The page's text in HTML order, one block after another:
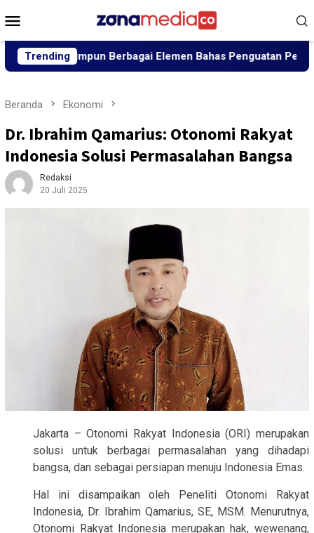
ke
Mobile
Trending
Himpun Berbagai Elemen Bahas Penguatan Perdamaian
Beranda Ekonomi
Dr. Ibrahim Qamarius: Otonomi Rakyat
Indonesia Solusi Permasalahan Bangsa
Redaksi
20 Juli 2025
Jakarta – Otonomi Rakyat Indonesia (ORI) merupakan
solusi untuk berbagai permasalahan yang dihadapi
bangsa, dan sebagai persiapan menuju Indonesia Emas.
Hal ini disampaikan oleh Peneliti Otonomi Rakyat
Indonesia, Dr. Ibrahim Qamarius, SE, MSM. Menurutnya,
Otonomi Rakyat Indonesia merupakan hak, wewenang,